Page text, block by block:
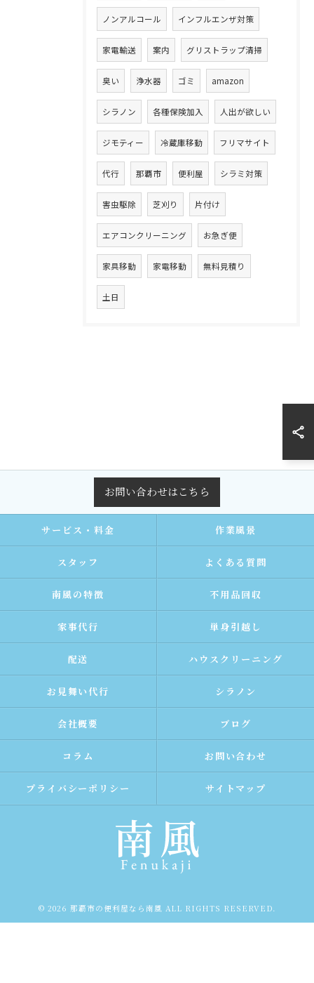
ノンアルコール インフルエンザ対策
家電輸送 案内 グリストラップ清掃
臭い 浄水器 ゴミ amazon
シラノン 各種保険加入 人出が欲しい
ジモティー 冷蔵庫移動 フリマサイト
代行 那覇市 便利屋 シラミ対策
害虫駆除 芝刈り 片付け
エアコンクリーニング お急ぎ便
家具移動 家電移動 無料見積り
土日
お問い合わせはこちら
サービス・料金 作業風景
スタッフ よくある質問
南風の特徴 不用品回収
家事代行 単身引越し
配送 ハウスクリーニング
お見舞い代行 シラノン
会社概要 ブログ
コラム お問い合わせ
プライバシーポリシー サイトマップ
© 2026 那覇市の便利屋なら南風 ALL RIGHTS RESERVED.